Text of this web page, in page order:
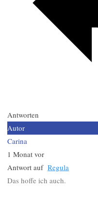
Antworten
Autor
Carina
1 Monat vor
Antwort auf Regula
Das hoffe ich auch.